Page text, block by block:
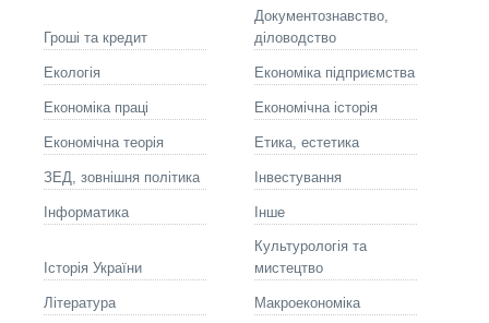
Гроші та кредит
Документознавство,
діловодство
Екологія Економіка підприємства
Економіка праці Економічна історія
Економічна теорія Етика, естетика
ЗЕД, зовнішня політика Інвестування
Інформатика Інше
Історія України
Культурологія та
мистецтво
Літературa Макроекономіка